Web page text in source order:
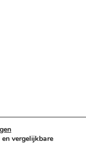
vergelijkbare